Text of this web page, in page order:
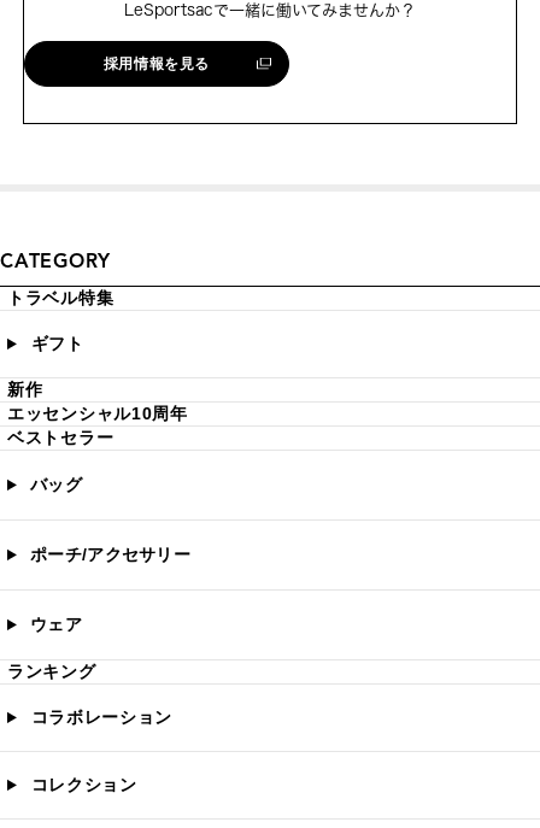
LeSportsacで一緒に働いてみませんか？
採用情報を見る
CATEGORY
トラベル特集
ギフト
新作
エッセンシャル10周年
ベストセラー
バッグ
ポーチ/アクセサリー
ウェア
ランキング
コラボレーション
コレクション